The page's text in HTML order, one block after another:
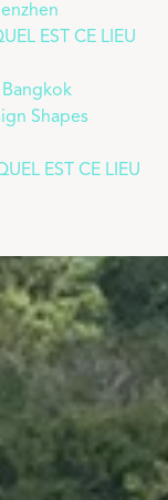
EST CE LIEU
Shapes
EST CE LIEU